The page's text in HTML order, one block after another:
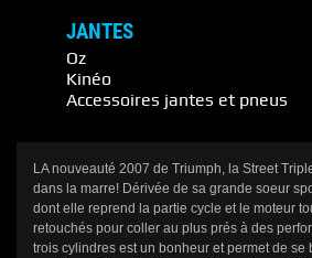
JANTES
Oz
Kinéo
Accessoires jantes et pneus
LA nouveauté 2007 de Triumph, la Street
dans la marre! Dérivée de sa grande soeur
dont elle reprend la partie cycle et le moteur
retouchés pour coller au plus prés à des
trois cylindres est un bonheur et permet de se